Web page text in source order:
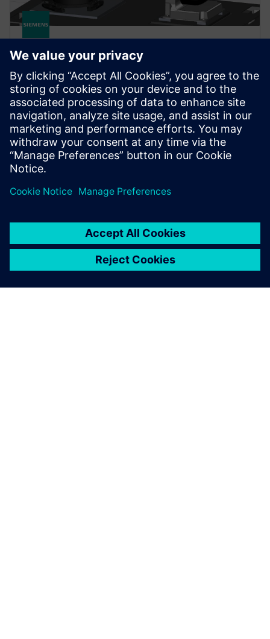
NX FOR MANUFACTURING
NX AM Multi-Axis
Забезпечує рішення, необхідні для налаштування
та керування багатоосьовими та гібридними
присадками машин.